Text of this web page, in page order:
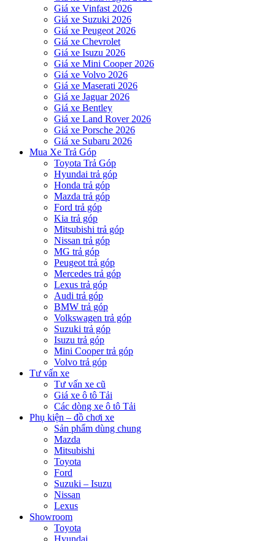
Giá xe Vinfast 2026
Giá xe Suzuki 2026
Giá xe Peugeot 2026
Giá xe Chevrolet
Giá xe Isuzu 2026
Giá xe Mini Cooper 2026
Giá xe Volvo 2026
Giá xe Maserati 2026
Giá xe Jaguar 2026
Giá xe Bentley
Giá xe Land Rover 2026
Giá xe Porsche 2026
Giá xe Subaru 2026
Mua Xe Trả Góp
Toyota Trả Góp
Hyundai trả góp
Honda trả góp
Mazda trả góp
Ford trả góp
Kia trả góp
Mitsubishi trả góp
Nissan trả góp
MG trả góp
Peugeot trả góp
Mercedes trả góp
Lexus trả góp
Audi trả góp
BMW trả góp
Volkswagen trả góp
Suzuki trả góp
Isuzu trả góp
Mini Cooper trả góp
Volvo trả góp
Tư vấn xe
Tư vấn xe cũ
Giá xe ô tô Tải
Các dòng xe ô tô Tải
Phụ kiện – đồ chơi xe
Sản phẩm dùng chung
Mazda
Mitsubishi
Toyota
Ford
Suzuki – Isuzu
Nissan
Lexus
Showroom
Toyota
Hyundai